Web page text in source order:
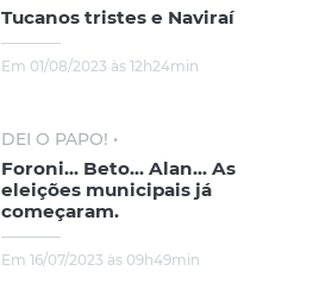
Tucanos tristes e Naviraí
Em 01/08/2023 às 12h24min
DEI O PAPO! •
Foroni... Beto... Alan... As
eleições municipais já
começaram.
Em 16/07/2023 às 09h49min